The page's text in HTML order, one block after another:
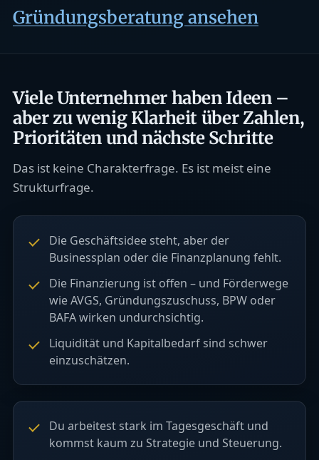
Gründungsberatung ansehen
Viele Unternehmer haben Ideen –
aber zu wenig Klarheit über Zahlen,
Prioritäten und nächste Schritte
Das ist keine Charakterfrage. Es ist meist eine
Strukturfrage.
Die Geschäftsidee steht, aber der
Businessplan oder die Finanzplanung fehlt.
Die Finanzierung ist offen – und Förderwege
wie AVGS, Gründungszuschuss, BPW oder
BAFA wirken undurchsichtig.
Liquidität und Kapitalbedarf sind schwer
einzuschätzen.
Du arbeitest stark im Tagesgeschäft und
kommst kaum zu Strategie und Steuerung.